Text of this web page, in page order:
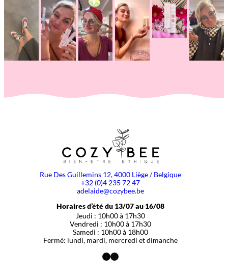
Rue Des Guillemins 12, 4000 Liège / Belgique
+32 (0)4 235 72 47
adelaide@cozybee.be
Horaires d’été du 13/07 au 16/08
Jeudi : 10h00 à 17h30
Vendredi : 10h00 à 17h30
Samedi : 10h00 à 18h00
Fermé: lundi, mardi, mercredi et dimanche
Facebook
Instagram